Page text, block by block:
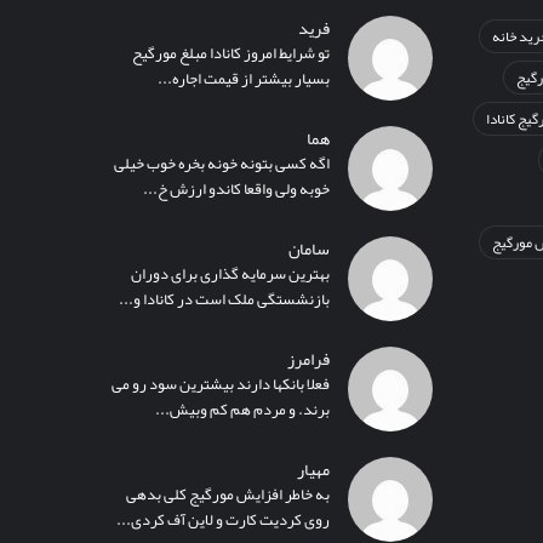
خانه
کانادا
مورگیج
فرید
تو شرایط امروز کانادا مبلغ مورگیح
بسیار بیشتر از قیمت اجاره...
هما
اگه کسی بتونه خونه بخره خوب خیلی
خوبه ولی واقعا کاندو ارزش خ...
سامان
بهترین سرمایه گذاری برای دوران
بازنشستگی ملک است در کانادا و...
فرامرز
فعلا بانکها دارند بیشترین سود رو می
برند. و مردم هم کم وبیش...
مهیار
به خاطر افزایش مورگیج کلی بدهی
روی کردیت کارت و لاین آف کردی...